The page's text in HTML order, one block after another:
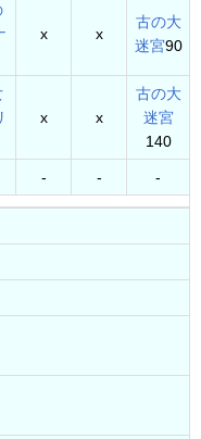
x x
古の大
迷宮90
x x
古の大
迷宮
140
- - -